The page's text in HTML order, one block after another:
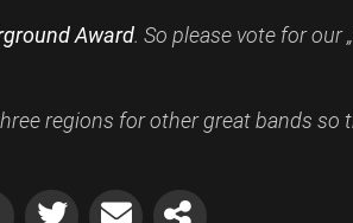
Award. So please vote for our
regions for other great bands so